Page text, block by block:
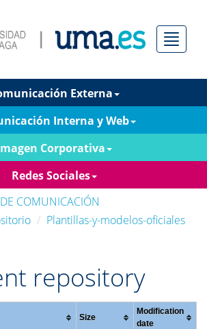
Menú
Externa
Interna y Web
Corporativa
Redes Sociales
COMUNICACIÓN
Plantillas-y-modelos-oficiales
repository
Size
Modification
date